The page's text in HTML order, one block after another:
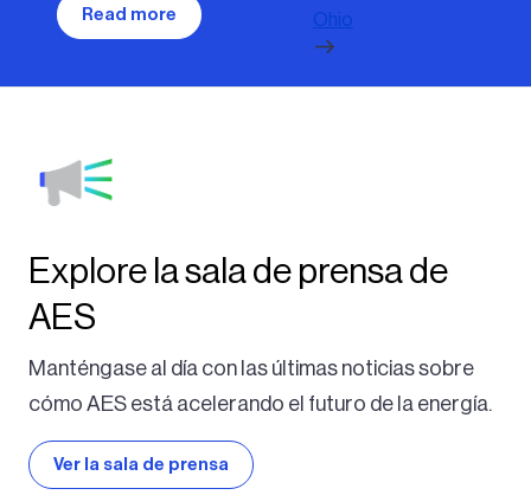
Read more
Explore la sala de prensa de
AES
Manténgase al día con las últimas noticias sobre
cómo AES está acelerando el futuro de la energía.
Ver la sala de prensa
Ohio